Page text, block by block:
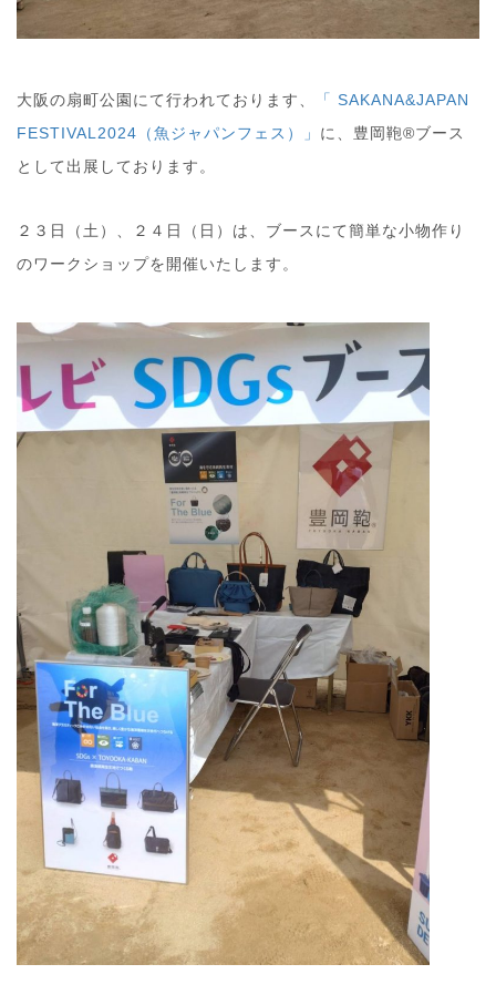
大阪の扇町公園にて行われております、
「 SAKANA&JAPAN
FESTIVAL2024（魚ジャパンフェス）」 に、豊岡鞄®ブース
として出展しております。
２３日（土）、２４日（日）は、ブースにて簡単な小物作り
のワークショップを開催いたします。